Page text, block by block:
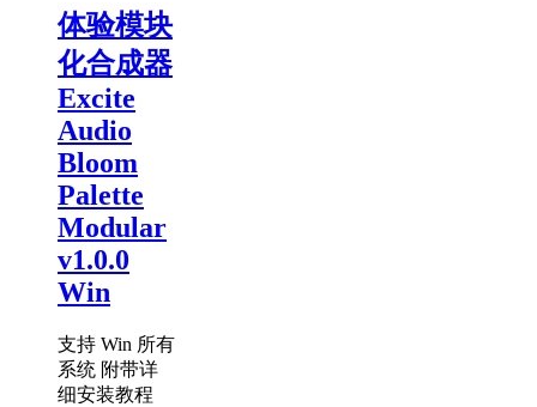
体验模块
化合成器
Excite
Audio
Bloom
Palette
Modular
v1.0.0
Win
支持 Win 所有
系统 附带详
细安装教程